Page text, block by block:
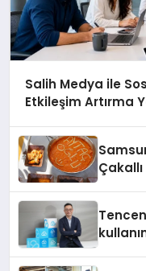
Salih Medya ile
Etkileşim Artırma